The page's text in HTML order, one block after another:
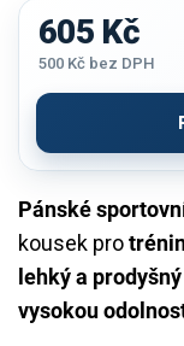
Pánské
kousek pro
lehký a
vysokou
605 Kč
500 Kč bez DPH
cena: